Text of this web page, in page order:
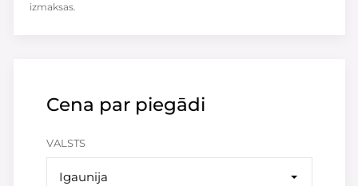
Cena par piegādi
VALSTS
Igaunija
izmaksas.